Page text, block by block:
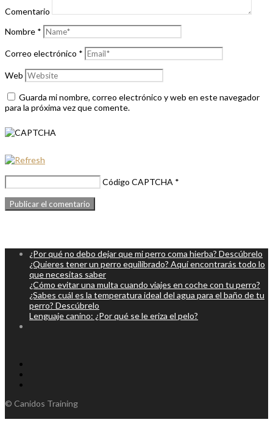
Comentario
Nombre *
Correo electrónico *
Web
Guarda mi nombre, correo electrónico y web en este navegador
para la próxima vez que comente.
Código CAPTCHA *
¿Por qué no debo dejar que mi perro coma hierba? Descúbrelo
¿Quieres tener un perro equilibrado? Aquí encontrarás todo lo
que necesitas saber
¿Cómo evitar una multa cuando viajes en coche con tu perro?
¿Sabes cuál es la temperatura ideal del agua para el baño de tu
perro? Descúbrelo
Lenguaje canino: ¿Por qué se le eriza el pelo?
© Canidos Training